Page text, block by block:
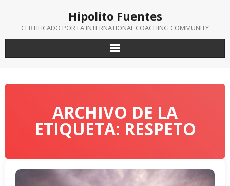
contenido
Hipolito Fuentes
CERTIFICADO POR LA INTERNATIONAL COACHING COMMUNITY
ARCHIVO DE LA
ETIQUETA: RESPETO